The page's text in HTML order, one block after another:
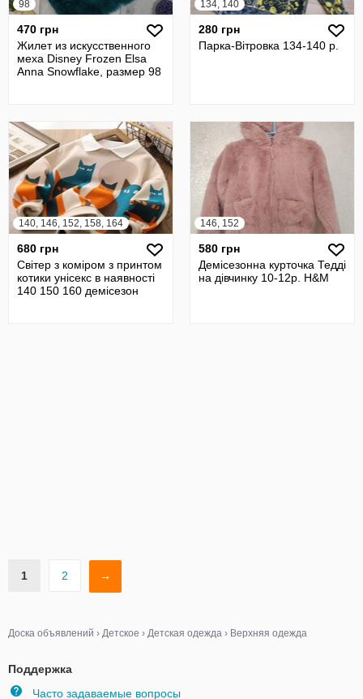
98
470 грн
Жилет из искусственного
меха Disney Frozen Elsa
Anna Snowflake, размер 98
134, 140
280 грн
Парка-Вітровка 134-140 р.
140, 146, 152, 158, 164
680 грн
Світер з коміром з принтом
котики унісекс в наявності
140 150 160 демісезон
146, 152
580 грн
Демісезонна курточка Тедді
на дівчинку 10-12р. H&M
1 2 →
Доска объявлений › Детское › Детская одежда › Верхняя одежда
Поддержка
Часто задаваемые вопросы